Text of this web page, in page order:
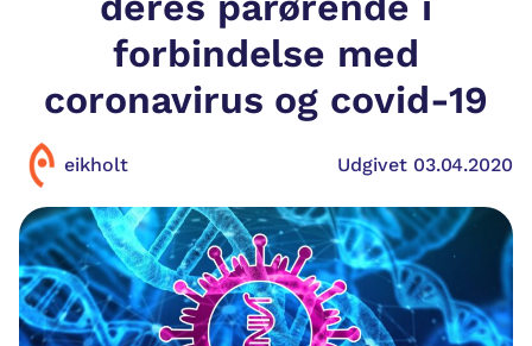
forbindelse med
coronavirus og covid-19
eikholt Udgivet 03.04.2020